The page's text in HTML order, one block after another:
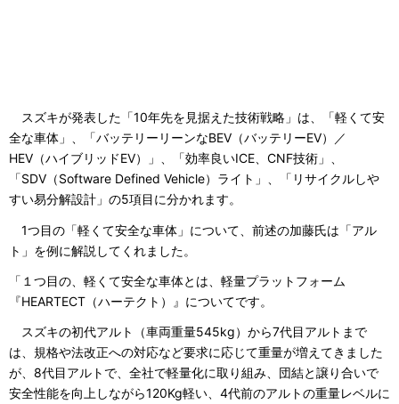
スズキが発表した「10年先を見据えた技術戦略」は、「軽くて安
全な車体」、「バッテリーリーンなBEV（バッテリーEV）／
HEV（ハイブリッドEV）」、「効率良いICE、CNF技術」、
「SDV（Software Defined Vehicle）ライト」、「リサイクルしや
すい易分解設計」の5項目に分かれます。
1つ目の「軽くて安全な車体」について、前述の加藤氏は「アル
ト」を例に解説してくれました。
「１つ目の、軽くて安全な車体とは、軽量プラットフォーム
『HEARTECT（ハーテクト）』についてです。
スズキの初代アルト（車両重量545kg）から7代目アルトまで
は、規格や法改正への対応など要求に応じて重量が増えてきました
が、8代目アルトで、全社で軽量化に取り組み、団結と譲り合いで
安全性能を向上しながら120Kg軽い、4代前のアルトの重量レベルに